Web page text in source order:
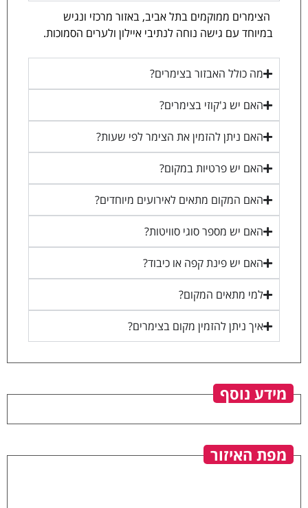
הצימרים ממוקמים בתל אביב, באזור מרכזי ונגיש
במיוחד עם גישה נוחה לנתיבי איילון ולערים הסמוכות.
מה כולל האבזור בצימרים?
האם יש ג'קוזי בצימרים?
האם ניתן להזמין את הצימר לפי שעות?
האם יש פרטיות במקום?
האם המקום מתאים לאירועים מיוחדים?
האם יש מספר סוגי סוויטות?
האם יש פינת קפה או כיבוד?
למי מתאים המקום?
איך ניתן להזמין מקום בצימרים?
מידע נוסף
מפת האיזור